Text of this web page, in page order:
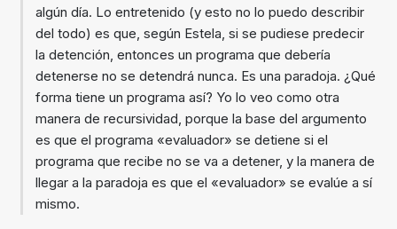
algún día. Lo entretenido (y esto no lo puedo describir
del todo) es que, según Estela, si se pudiese predecir
la detención, entonces un programa que debería
detenerse no se detendrá nunca. Es una paradoja. ¿Qué
forma tiene un programa así? Yo lo veo como otra
manera de recursividad, porque la base del argumento
es que el programa «evaluador» se detiene si el
programa que recibe no se va a detener, y la manera de
llegar a la paradoja es que el «evaluador» se evalúe a sí
mismo.